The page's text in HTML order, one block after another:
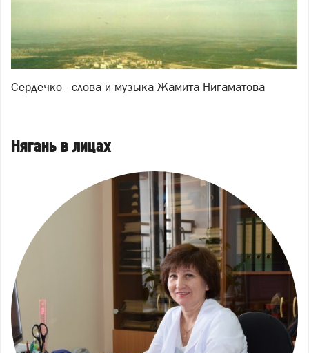
Сердечко - слова и музыка Жамита Нигаматова
Нягань в лицах